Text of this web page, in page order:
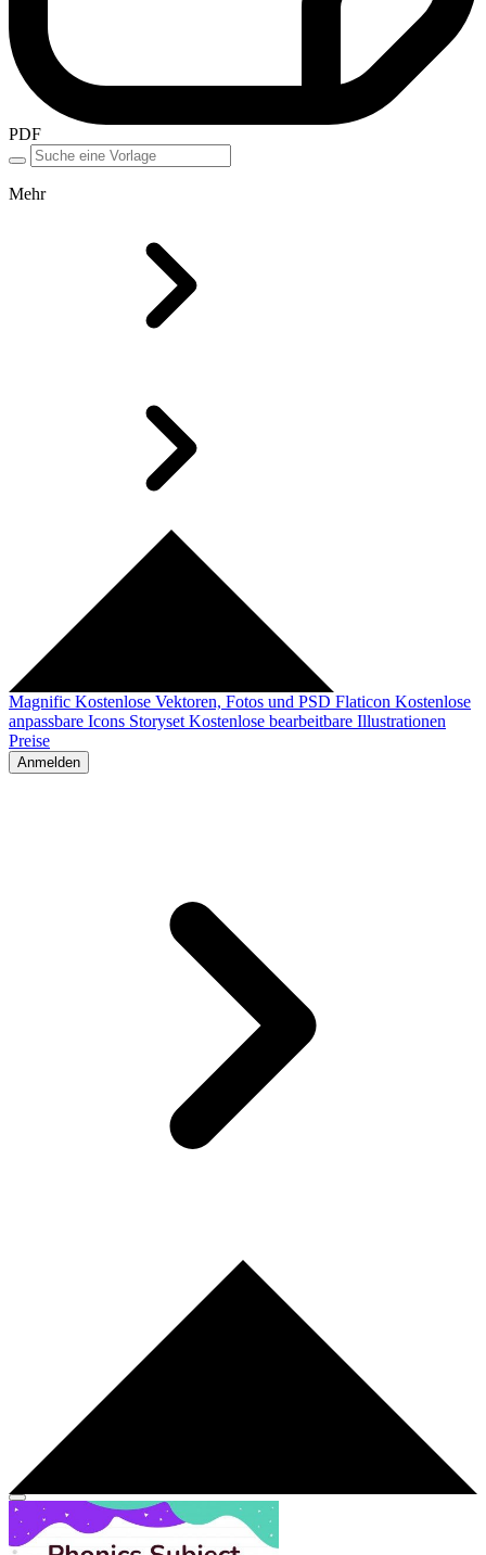
PDF
Mehr
Magnific Kostenlose Vektoren, Fotos und PSD Flaticon Kostenlose
anpassbare Icons Storyset Kostenlose bearbeitbare Illustrationen
Preise
Anmelden